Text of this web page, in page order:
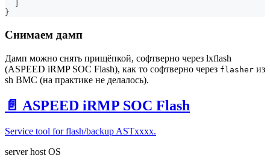
}
Снимаем дамп
Дамп можно снять прищёпкой, софтверно через lxflash
(ASPEED iRMP SOC Flash), как то софтверно через flasher из
sh BMC (на практике не делалось).
📄️ ASPEED iRMP SOC Flash
Service tool for flash/backup ASTxxxx.
server host OS